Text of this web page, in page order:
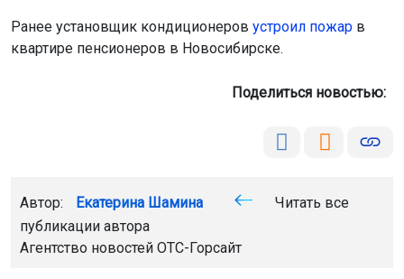
Ранее установщик кондиционеров устроил пожар в
квартире пенсионеров в Новосибирске.
Поделиться новостью:
Автор: Екатерина Шамина
Читать все
публикации автора
Агентство новостей ОТС-Горсайт